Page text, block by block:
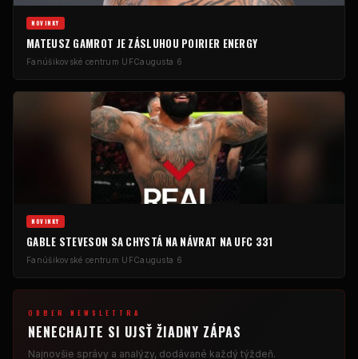
NOVINKY
MATEUSZ GAMROT JE ZÁSLUHOU POIRIER ENERGY
Fanúšikovské centrum UFCaugusta 6
NOVINKY
GABLE STEVESON SA CHYSTÁ NA NÁVRAT NA UFC 331
Fanúšikovské centrum UFCaugusta 6
ODBER NEWSLETTRA
NENECHAJTE SI UJSŤ ŽIADNY ZÁPAS
Najnovšie správy a analýzy, dodávané každý týždeň.